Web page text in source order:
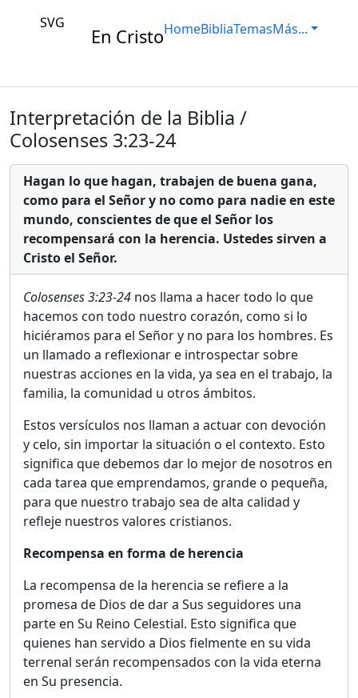
SVG
En CristoHomeBibliaTemasMás...
Interpretación de la Biblia /
Colosenses 3:23-24
Hagan lo que hagan, trabajen de buena gana,
como para el Señor y no como para nadie en este
mundo, conscientes de que el Señor los
recompensará con la herencia. Ustedes sirven a
Cristo el Señor.
Colosenses 3:23-24 nos llama a hacer todo lo que
hacemos con todo nuestro corazón, como si lo
hiciéramos para el Señor y no para los hombres. Es
un llamado a reflexionar e introspectar sobre
nuestras acciones en la vida, ya sea en el trabajo, la
familia, la comunidad u otros ámbitos.
Estos versículos nos llaman a actuar con devoción
y celo, sin importar la situación o el contexto. Esto
significa que debemos dar lo mejor de nosotros en
cada tarea que emprendamos, grande o pequeña,
para que nuestro trabajo sea de alta calidad y
refleje nuestros valores cristianos.
Recompensa en forma de herencia
La recompensa de la herencia se refiere a la
promesa de Dios de dar a Sus seguidores una
parte en Su Reino Celestial. Esto significa que
quienes han servido a Dios fielmente en su vida
terrenal serán recompensados ​​con la vida eterna
en Su presencia.